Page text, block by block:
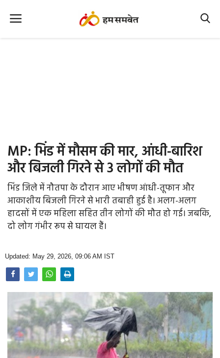
Office Office
Farm & Food
Opinion
Photo Gallery
MP: भिंड में मौसम की मार, आंधी-बारिश
और बिजली गिरने से 3 लोगों की मौत
भिंड जिले में नौतपा के दौरान आए भीषण आंधी-तूफान और
आकाशीय बिजली गिरने से भारी तबाही हुई है। अलग-अलग
हादसों में एक महिला सहित तीन लोगों की मौत हो गई। जबकि,
दो लोग गंभीर रूप से घायल हैं।
Updated: May 29, 2026, 09:06 AM IST